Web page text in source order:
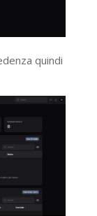
quindi